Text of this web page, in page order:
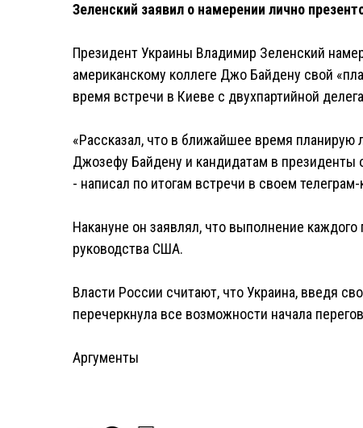
Зеленский заявил о намерении лично
Президент Украины Владимир Зеленский
американскому коллеге Джо Байдену свой
время встречи в Киеве с двухпартийной
«Рассказал, что в ближайшее время планирую
Джозефу Байдену и кандидатам в президенты
- написал по итогам встречи в своем
Накануне он заявлял, что выполнение
руководства США.
Власти России считают, что Украина, введя
перечеркнула все возможности начала
Аргументы